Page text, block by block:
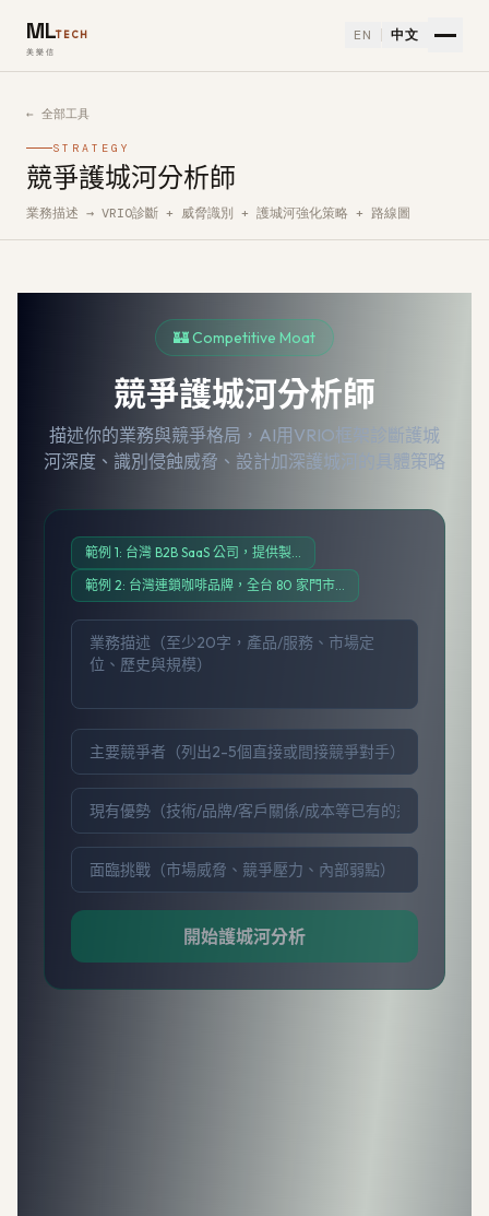
MLTECH
美樂信
EN 中文
← 全部工具
STRATEGY
競爭護城河分析師
如何使用競爭護城河分析師免費 AI 工具
業務描述 → VRIO診斷 + 威脅識別 + 護城河強化策略 + 路線圖
🏰 Competitive Moat
競爭護城河分析師
描述你的業務與競爭格局，AI用VRIO框架診斷護城
河深度、識別侵蝕威脅、設計加深護城河的具體策略
範例 1: 台灣 B2B SaaS 公司，提供製…
範例 2: 台灣連鎖咖啡品牌，全台 80 家門市…
開始護城河分析